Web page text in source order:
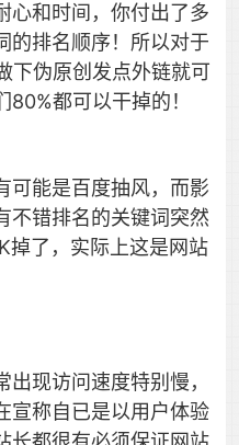
心和时间，你付出了多
的排名顺序！所以对于
下伪原创发点外链就可
都可以干掉的！
可能是百度抽风，而影
不错排名的关键词突然
掉了，实际上这是网站
现访问速度特别慢，
宣称自已是以用户体验